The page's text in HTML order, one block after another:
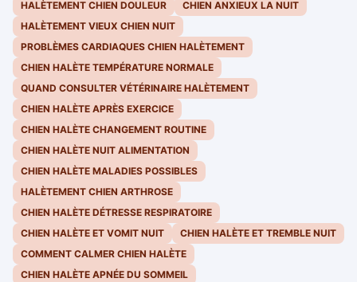
HALÈTEMENT CHIEN DOULEUR
CHIEN ANXIEUX LA NUIT
HALÈTEMENT VIEUX CHIEN NUIT
PROBLÈMES CARDIAQUES CHIEN HALÈTEMENT
CHIEN HALÈTE TEMPÉRATURE NORMALE
QUAND CONSULTER VÉTÉRINAIRE HALÈTEMENT
CHIEN HALÈTE APRÈS EXERCICE
CHIEN HALÈTE CHANGEMENT ROUTINE
CHIEN HALÈTE NUIT ALIMENTATION
CHIEN HALÈTE MALADIES POSSIBLES
HALÈTEMENT CHIEN ARTHROSE
CHIEN HALÈTE DÉTRESSE RESPIRATOIRE
CHIEN HALÈTE ET VOMIT NUIT
CHIEN HALÈTE ET TREMBLE NUIT
COMMENT CALMER CHIEN HALÈTE
CHIEN HALÈTE APNÉE DU SOMMEIL